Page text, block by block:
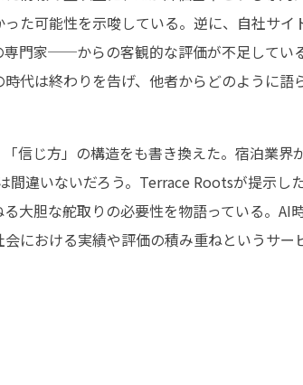
った可能性を示唆している。逆に、自社サ
門家──からの客観的な評価が不足してい
代は終わりを告げ、他者からどのように語
信じ方」の構造をも書き換えた。宿泊業界
違いないだろう。Terrace Rootsが提示し
大胆な舵取りの必要性を物語っている。AI
における実績や評価の積み重ねというサ